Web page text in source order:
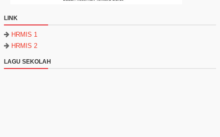
LINK
HRMIS 1
HRMIS 2
LAGU SEKOLAH